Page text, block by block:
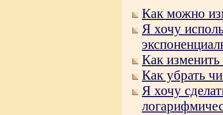
Как можно
Я хочу
Как
Как убрать
Я хочу